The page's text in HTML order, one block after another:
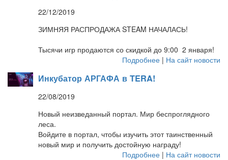
22/12/2019
ЗИМНЯЯ РАСПРОДАЖА STEAM НАЧАЛАСЬ!
Тысячи игр продаются со скидкой до 9:00 2 января!
Подробнее | На сайт новости
Инкубатор АРГАФА в TERA!
22/08/2019
Новый неизведанный портал. Мир беспроглядного
леса.
Войдите в портал, чтобы изучить этот таинственный
новый мир и получить достойную награду!
Подробнее | На сайт новости